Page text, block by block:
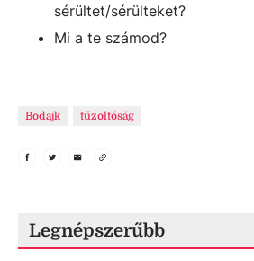
sérültet/sérülteket?
Mi a te számod?
Bodajk tűzoltóság
Legnépszerűbb